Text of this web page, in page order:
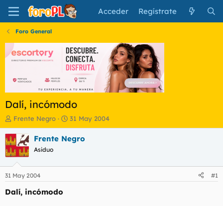
Acceder Regístrate
Foro General
Dalí, incómodo
I
n
i
c
i
a
d
o
r
Frente Negro
F
e
c
h
i
31 May 2004
Frente Negro
Asiduo
31 May 2004 #1
Dalí, incómodo